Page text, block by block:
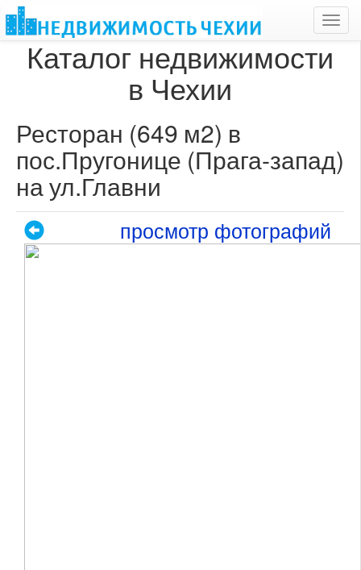
Каталог недвижимости
в Чехии
Ресторан (649 м2) в
пос.Пругонице (Прага-запад)
на ул.Главни
просмотр фотографий